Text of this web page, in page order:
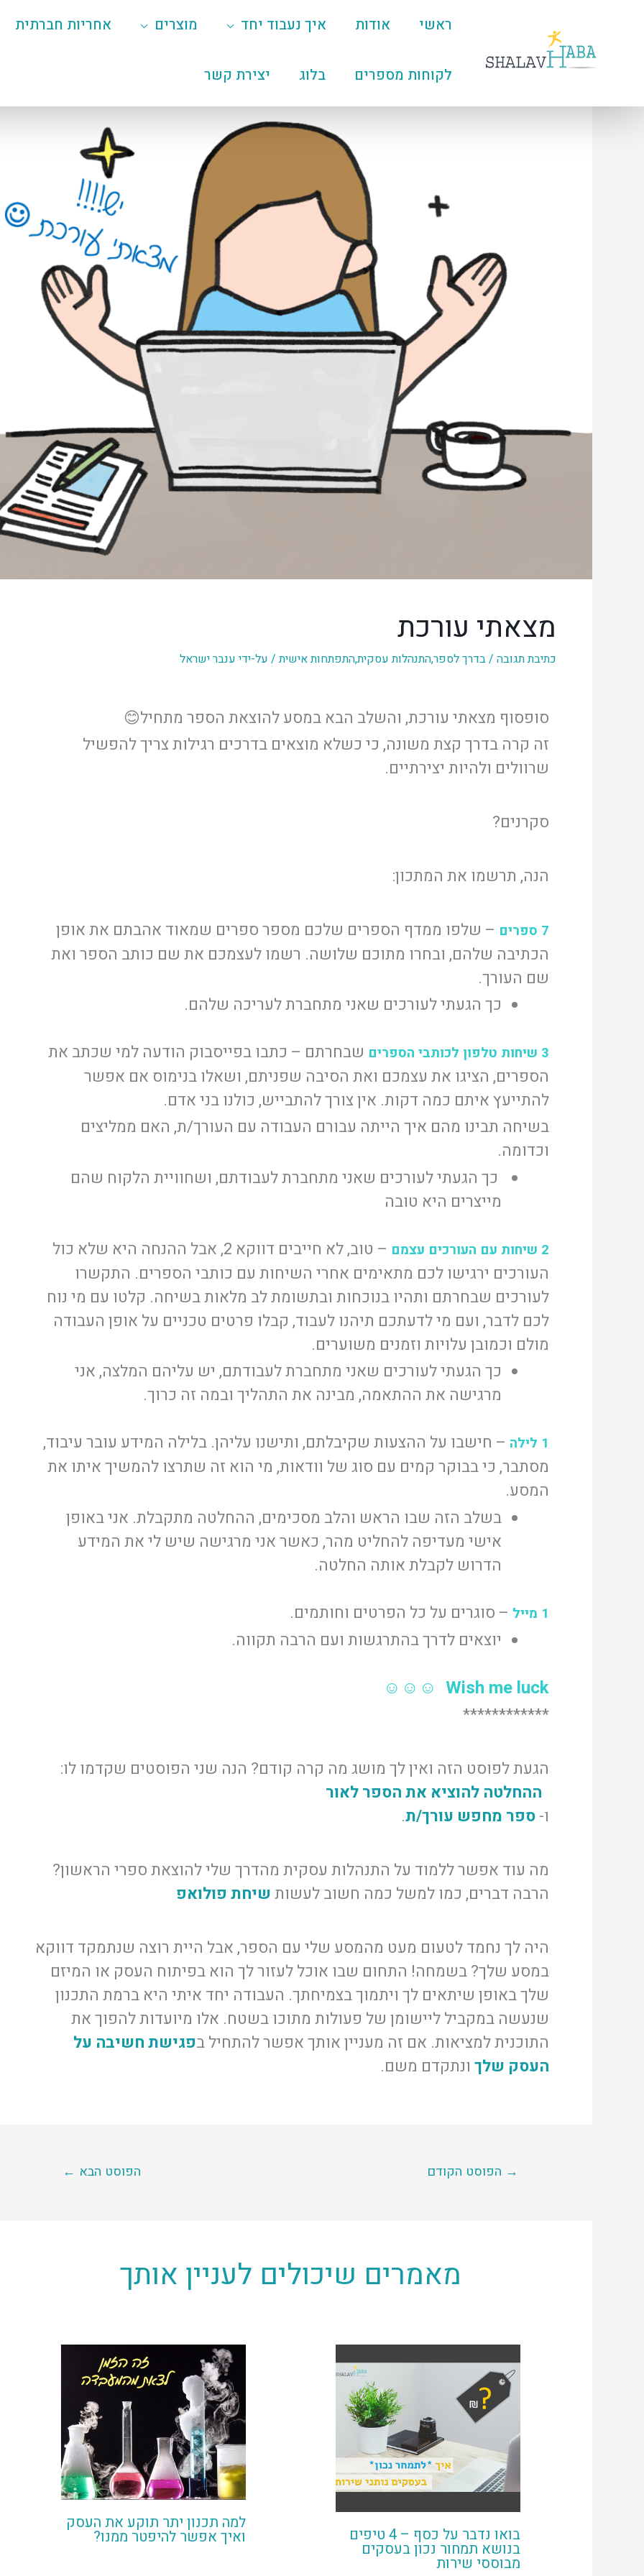
ראשי אודות איך נעבוד יחד מוצרים אחריות חברתית
לקוחות מספרים בלוג יצירת קשר
מצאתי עורכת
כתיבת תגובה /בדרך לספר,התנהלות עסקית,התפתחות אישית/ על-ידי ענבר ישראל
סופסוף מצאתי עורכת, והשלב הבא במסע להוצאת הספר מתחיל😊
זה קרה בדרך קצת משונה, כי כשלא מוצאים בדרכים רגילות צריך להפשיל
שרוולים ולהיות יצירתיים.
סקרנים?
הנה, תרשמו את המתכון:
7 ספרים
– שלפו ממדף הספרים שלכם מספר ספרים שמאוד אהבתם את אופן
הכתיבה שלהם, ובחרו מתוכם שלושה. רשמו לעצמכם את שם כותב הספר ואת
שם העורך.
כך הגעתי לעורכים שאני מתחברת לעריכה שלהם.
3 שיחות טלפון לכותבי הספרים שבחרתם – כתבו בפייסבוק הודעה למי שכתב את
הספרים, הציגו את עצמכם ואת הסיבה שפניתם, ושאלו בנימוס אם אפשר
להתייעץ איתם כמה דקות. אין צורך להתבייש, כולנו בני אדם.
בשיחה תבינו מהם איך הייתה עבורם העבודה עם העורך/ת, האם ממליצים
וכדומה.
כך הגעתי לעורכים שאני מתחברת לעבודתם, ושחוויית הלקוח שהם
מייצרים היא טובה
2 שיחות עם העורכים עצמם
– טוב, לא חייבים דווקא 2, אבל ההנחה היא שלא כול
העורכים ירגישו לכם מתאימים אחרי השיחות עם כותבי הספרים. התקשרו
לעורכים שבחרתם ותהיו בנוכחות ובתשומת לב מלאות בשיחה. קלטו עם מי נוח
לכם לדבר, ועם מי לדעתכם תיהנו לעבוד, קבלו פרטים טכניים על אופן העבודה
מולם וכמובן עלויות וזמנים משוערים.
כך הגעתי לעורכים שאני מתחברת לעבודתם, יש עליהם המלצה, אני
מרגישה את ההתאמה, מבינה את התהליך ובמה זה כרוך.
1 לילה
– חישבו על ההצעות שקיבלתם, ותישנו עליהן. בלילה המידע עובר עיבוד,
מסתבר, כי בבוקר קמים עם סוג של וודאות, מי הוא זה שתרצו להמשיך איתו את
המסע.
בשלב הזה שבו הראש והלב מסכימים, ההחלטה מתקבלת. אני באופן
אישי מעדיפה להחליט מהר, כאשר אני מרגישה שיש לי את המידע
הדרוש לקבלת אותה החלטה.
1 מייל
– סוגרים על כל הפרטים וחותמים.
יוצאים לדרך בהתרגשות ועם הרבה תקווה.
Wish me luck ☺☺☺
************
הגעת לפוסט הזה ואין לך מושג מה קרה קודם? הנה שני הפוסטים שקדמו לו:
ההחלטה להוציא את הספר לאור
ו-ספר מחפש עורך/ת.
מה עוד אפשר ללמוד על התנהלות עסקית מהדרך שלי להוצאת ספרי הראשון?
הרבה דברים, כמו למשל כמה חשוב לעשותשיחת פולואפ
היה לך נחמד לטעום מעט מהמסע שלי עם הספר, אבל היית רוצה שנתמקד דווקא
במסע שלך? בשמחה! התחום שבו אוכל לעזור לך הוא בפיתוח העסק או המיזם
שלך באופן שיתאים לך ויתמוך בצמיחתך. העבודה יחד איתי היא ברמת התכנון
שנעשה במקביל ליישומן של פעולות מתוכו בשטח. אלו מיועדות להפוך את
התוכנית למציאות. אם זה מעניין אותך אפשר להתחיל בפגישת חשיבה על
העסק שלך ונתקדם משם.
→ הפוסט הקודם הפוסט הבא ←
מאמרים שיכולים לעניין אותך
בואו נדבר על כסף – 4 טיפים
בנושא תמחור נכון בעסקים
מבוססי שירות
למה תכנון יתר תוקע את העסק
ואיך אפשר להיפטר ממנו?